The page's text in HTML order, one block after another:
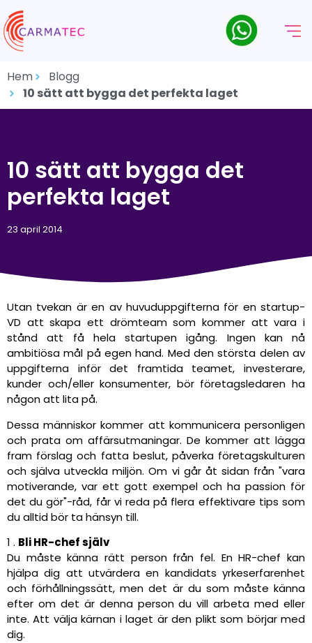
Hem
Blogg
10 sätt att bygga det perfekta laget
10 sätt att bygga det
perfekta laget
23 april 2014
Utan tvekan är en av huvuduppgifterna för en startup-
VD att skapa ett drömteam som kommer att vara i
stånd att få hela startupen igång. Ingen kan nå
ambitiösa mål på egen hand. Med den största delen av
uppgifterna inför det framtida teamet, investerare,
kunder och/eller konsumenter, bör företagsledaren ha
någon att lita på.
Dessa människor kommer att kommunicera personligen
och prata om affärsutmaningar. De kommer att lägga
fram förslag och fatta beslut, påverka företagskulturen
och själva utveckla miljön. Om vi går åt sidan från "vara
motiverande, var ett gott exempel och ha passion för
det du gör"-råd, får vi reda på flera effektivare tips som
du alltid bör ta hänsyn till.
1 . Bli HR-chef själv
Du måste känna rätt person från fel. En HR-chef kan
hjälpa dig att utvärdera en kandidats yrkeserfarenhet
och förhållningssätt, men det är du som måste känna
efter om det är denna person du vill arbeta med eller
inte. Att välja kärnan i laget är den plikt som börjar med
dig.